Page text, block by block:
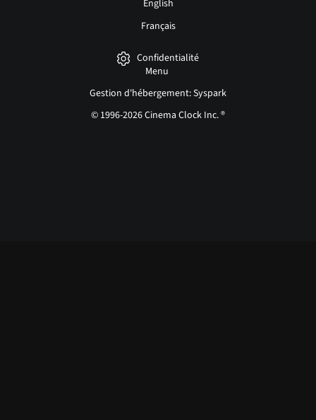
English
Français
Confidentialité
Menu
Gestion d'hébergement: Syspark
© 1996-2026 Cinema Clock Inc. ®